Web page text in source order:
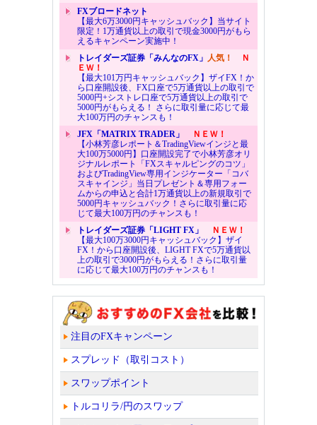
FXブロードネット
【最大6万3000円キャッシュバック】当サイト
限定！1万通貨以上の取引で現金3000円がもら
えるキャンペーン実施中！
トレイダーズ証券「みんなのFX」 人気！
Ｎ
ＥＷ！
【最大101万円キャッシュバック】ザイFX！か
ら口座開設後、FX口座で5万通貨以上の取引で
5000円+シストレ口座で5万通貨以上の取引で
5000円がもらえる！ さらに取引量に応じて最
大100万円のチャンスも！
JFX「MATRIX TRADER」
ＮＥＷ！
【小林芳彦レポート＆TradingViewインジと最
大100万5000円】口座開設完了で小林芳彦オリ
ジナルレポート「FXスキャルピングのコツ」
およびTradingView専用インジケーター「コバ
スキャインジ」当日プレゼント＆専用フォー
ムからの申込と合計1万通貨以上の新規取引で
5000円キャッシュバック！さらに取引量に応
じて最大100万円のチャンスも！
トレイダーズ証券「LIGHT FX」
ＮＥＷ！
【最大100万3000円キャッシュバック】ザイ
FX！から口座開設後、LIGHT FXで5万通貨以
上の取引で3000円がもらえる！さらに取引量
に応じて最大100万円のチャンスも！
注目のFXキャンペーン
スプレッド（取引コスト）
スワップポイント
トルコリラ/円のスワップ